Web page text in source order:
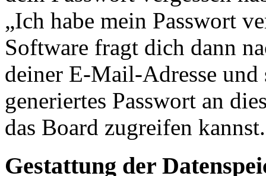
„Ich habe mein Passwort
Software fragt dich dann
deiner E-Mail-Adresse und
generiertes Passwort an
das Board zugreifen kannst.
Gestattung der